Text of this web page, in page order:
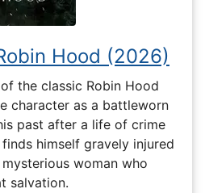
Hood (2026)
the classic Robin Hood
character as a battleworn
past after a life of crime
himself gravely injured
woman who
salvation.